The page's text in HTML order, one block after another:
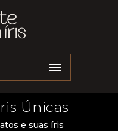
Únicas
e suas íris